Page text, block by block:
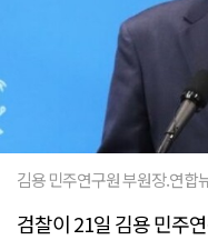
김용 민주연구원 부원장.연합
검찰이 21일 김용 민주